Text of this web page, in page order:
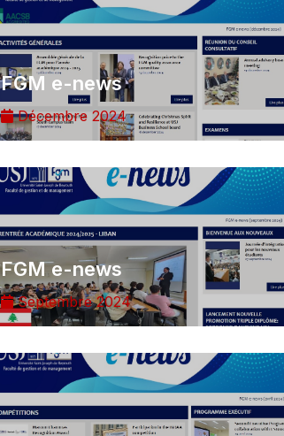
FGM e-news
Décembre 2024
FGM e-news
Septembre 2024